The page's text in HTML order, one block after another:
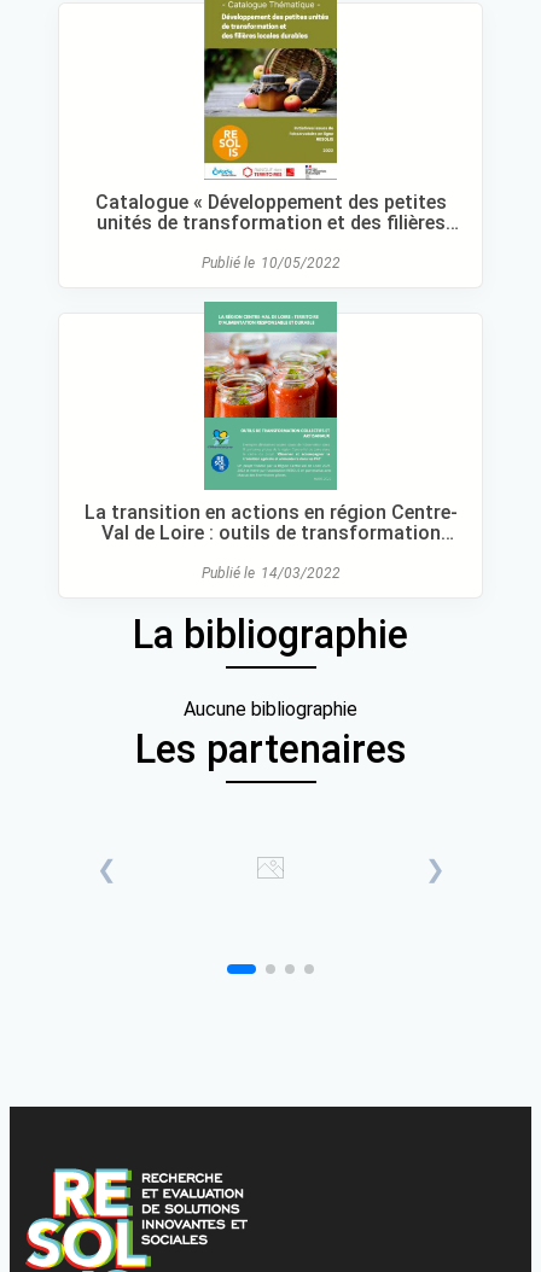
Catalogue « Développement des petites
unités de transformation et des filières
Publié le 10/05/2022
La transition en actions en région Centre-
Val de Loire : outils de transformation
Publié le 14/03/2022
La bibliographie
Aucune bibliographie
Les partenaires